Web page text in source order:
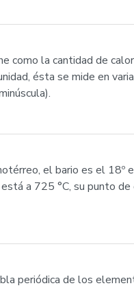
como la cantidad de
ésta se mide en
el bario es el 18º
a 725 °C, su punto de
periódica de los